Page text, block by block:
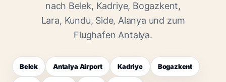
nach Belek, Kadriye, Bogazkent,
Lara, Kundu, Side, Alanya und zum
Flughafen Antalya.
Belek Antalya Airport Kadriye Bogazkent